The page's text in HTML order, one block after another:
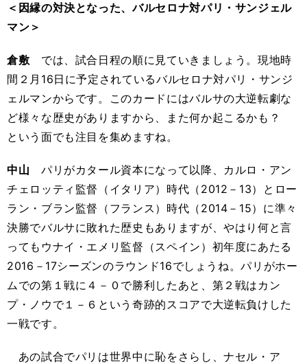
＜因縁の対決となった、バルセロナ対パリ・サンジェル
マン＞
倉敷 では、試合日程の順に見ていきましょう。現地時
間２月16日に予定されているバルセロナ対パリ・サンジ
ェルマンからです。このカードにはバルサの大逆転劇な
ど様々な歴史がありますから、また何か起こるかも？
という面でも注目を集めますね。
中山 パリがカタール資本になって以降、カルロ・アン
チェロッティ監督（イタリア）時代（2012－13）とロー
ラン・ブラン監督（フランス）時代（2014－15）に準々
決勝でバルサに敗れた歴史もありますが、やはり何と言
ってもウナイ・エメリ監督（スペイン）初年度にあたる
2016－17シーズンのラウンド16でしょうね。パリがホー
ムでの第１戦に４－０で勝利したあと、第２戦はカン
プ・ノウで１－６という奇跡的スコアで大逆転負けした
一戦です。
あの試合でパリは世界中に恥をさらし、ナセル・ア